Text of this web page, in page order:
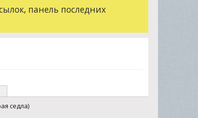
панель последних
седла)